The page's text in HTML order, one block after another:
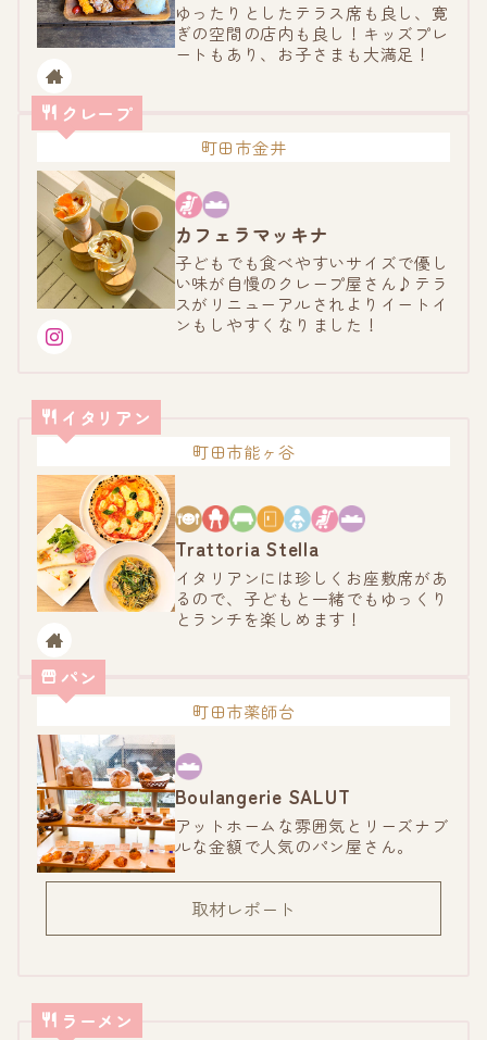
ゆったりとしたテラス席も良し、寛
ぎの空間の店内も良し！キッズプレ
ートもあり、お子さまも大満足！
クレープ
町田市金井
カフェラマッキナ
子どもでも食べやすいサイズで優し
い味が自慢のクレープ屋さん♪テラ
スがリニューアルされよりイートイ
ンもしやすくなりました！
イタリアン
町田市能ヶ谷
Trattoria Stella
イタリアンには珍しくお座敷席があ
るので、子どもと一緒でもゆっくり
とランチを楽しめます！
パン
町田市薬師台
Boulangerie SALUT
アットホームな雰囲気とリーズナブ
ルな金額で人気のパン屋さん。
取材レポート
ラーメン